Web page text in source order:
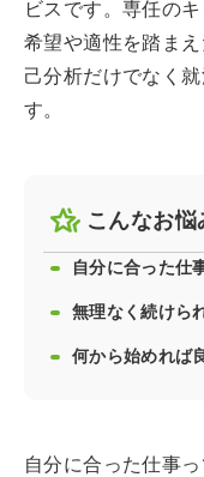
ビスです。専任の
希望や適性を踏ま
己分析だけでなく
す。
こんなお悩
自分に合った仕
無理なく続けら
何から始めれば
自分に合った仕事